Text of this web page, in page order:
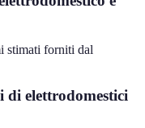
stimati forniti dal
elettrodomestici